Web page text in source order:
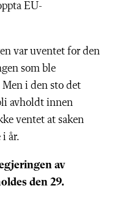
EU-
var uventet for den
som ble
Men i den sto det
avholdt innen
ventet at saken
år.
av
den 29.